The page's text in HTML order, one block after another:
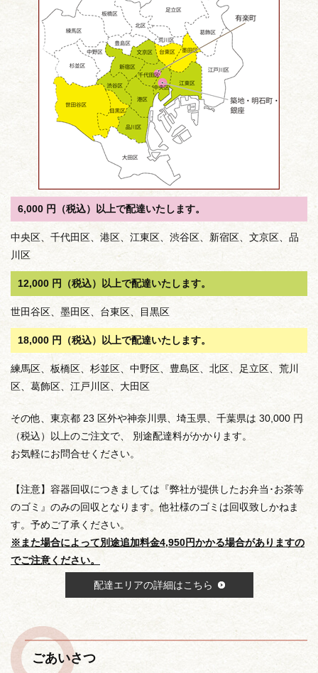
6,000 円（税込）以上で配達いたします。
中央区、千代田区、港区、江東区、渋谷区、新宿区、文京区、品
川区
12,000 円（税込）以上で配達いたします。
世田谷区、墨田区、台東区、目黒区
18,000 円（税込）以上で配達いたします。
練馬区、板橋区、杉並区、中野区、豊島区、北区、足立区、荒川
区、葛飾区、江戸川区、大田区
その他、東京都 23 区外や神奈川県、埼玉県、千葉県は 30,000 円
（税込）以上のご注文で、 別途配達料がかかります。
お気軽にお問合せください。
【注意】容器回収につきましては『弊社が提供したお弁当･お茶等
のゴミ』のみの回収となります。他社様のゴミは回収致しかねま
す。予めご了承ください。
※また場合によって別途追加料金4,950円かかる場合がありますの
でご注意ください。
配達エリアの詳細はこちら
ごあいさつ